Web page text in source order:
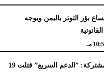
بؤر التوتر باليمن ويوجه
مـ
السودان .. القوة المشتركة: ”الدعم السريع” قتلت 19